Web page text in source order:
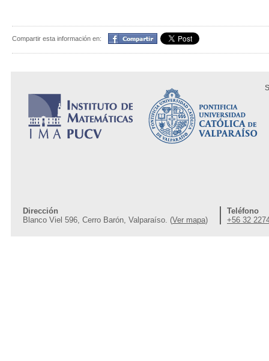
Compartir esta información en: Compartir
Dirección
Blanco Viel 596, Cerro Barón, Valparaíso. (Ver mapa)
Teléfono
+56 32